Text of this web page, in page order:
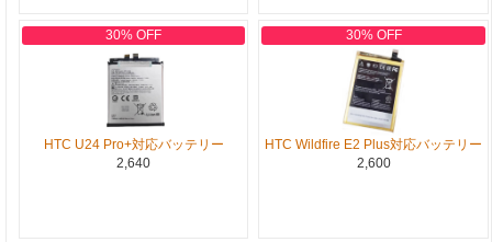
30% OFF
HTC U24 Pro+対応バッテリー
2,640
30% OFF
HTC Wildfire E2 Plus対応バッテリー
2,600